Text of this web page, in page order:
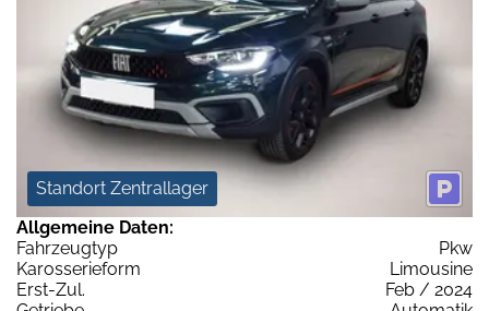
Standort Zentrallager
Allgemeine Daten:
Fahrzeugtyp
Pkw
Karosserieform
Limousine
Erst-Zul.
Feb / 2024